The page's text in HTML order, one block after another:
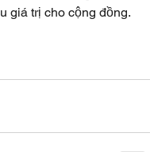
giá trị cho cộng đồng.